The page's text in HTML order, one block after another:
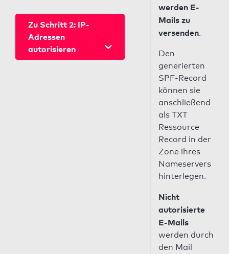
Zu Schritt 2: IP-
Adressen
autorisieren
werden E-
Mails zu
versenden.
Den
generierten
SPF-Record
können sie
anschließend
als TXT
Ressource
Record in der
Zone ihres
Nameservers
hinterlegen.
Nicht
autorisierte
E-Mails
werden durch
den Mail